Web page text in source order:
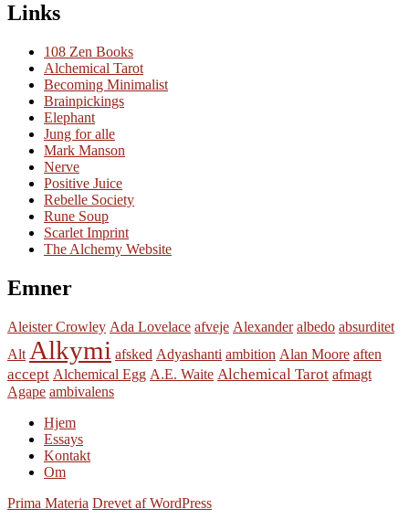
Links
108 Zen Books
Alchemical Tarot
Becoming Minimalist
Brainpickings
Elephant
Jung for alle
Mark Manson
Nerve
Positive Juice
Rebelle Society
Rune Soup
Scarlet Imprint
The Alchemy Website
Emner
Aleister Crowley Ada Lovelace afveje Alexander albedo absurditet
Alt Alkymi afsked Adyashanti ambition Alan Moore aften
accept Alchemical Egg A.E. Waite Alchemical Tarot afmagt
Agape ambivalens
Hjem
Essays
Kontakt
Om
Prima Materia Drevet af WordPress